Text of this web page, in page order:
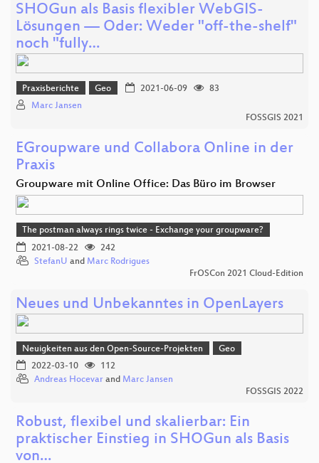
SHOGun als Basis flexibler WebGIS-
Lösungen — Oder: Weder "off-the-shelf"
noch "fully…
Praxisberichte Geo 2021-06-09
83
Marc Jansen
FOSSGIS 2021
EGroupware und Collabora Online in der
Praxis
Groupware mit Online Office: Das Büro im Browser
The postman always rings twice - Exchange your groupware?
2021-08-22
242
StefanU and Marc Rodrigues
FrOSCon 2021 Cloud-Edition
Neues und Unbekanntes in OpenLayers
Neuigkeiten aus den Open-Source-Projekten
Geo
2022-03-10
112
Andreas Hocevar and Marc Jansen
FOSSGIS 2022
Robust, flexibel und skalierbar: Ein
praktischer Einstieg in SHOGun als Basis
von…